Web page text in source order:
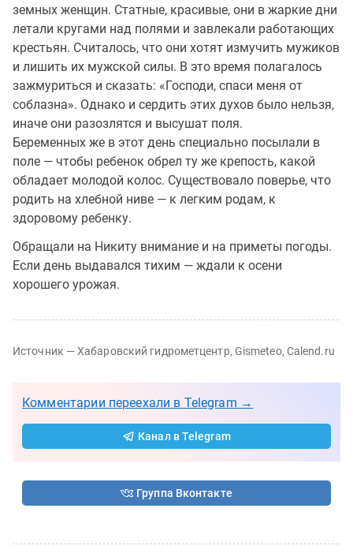
земных женщин. Статные, красивые, они в жаркие дни
летали кругами над полями и завлекали работающих
крестьян. Считалось, что они хотят измучить мужиков
и лишить их мужской силы. В это время полагалось
зажмуриться и сказать: «Господи, спаси меня от
соблазна». Однако и сердить этих духов было нельзя,
иначе они разозлятся и высушат поля.
Беременных же в этот день специально посылали в
поле — чтобы ребенок обрел ту же крепость, какой
обладает молодой колос. Существовало поверье, что
родить на хлебной ниве — к легким родам, к
здоровому ребенку.
Обращали на Никиту внимание и на приметы погоды.
Если день выдавался тихим — ждали к осени
хорошего урожая.
Источник — Хабаровский гидрометцентр, Gismeteo, Calend.ru
Комментарии переехали в Telegram →
Канал в Telegram
Группа Вконтакте